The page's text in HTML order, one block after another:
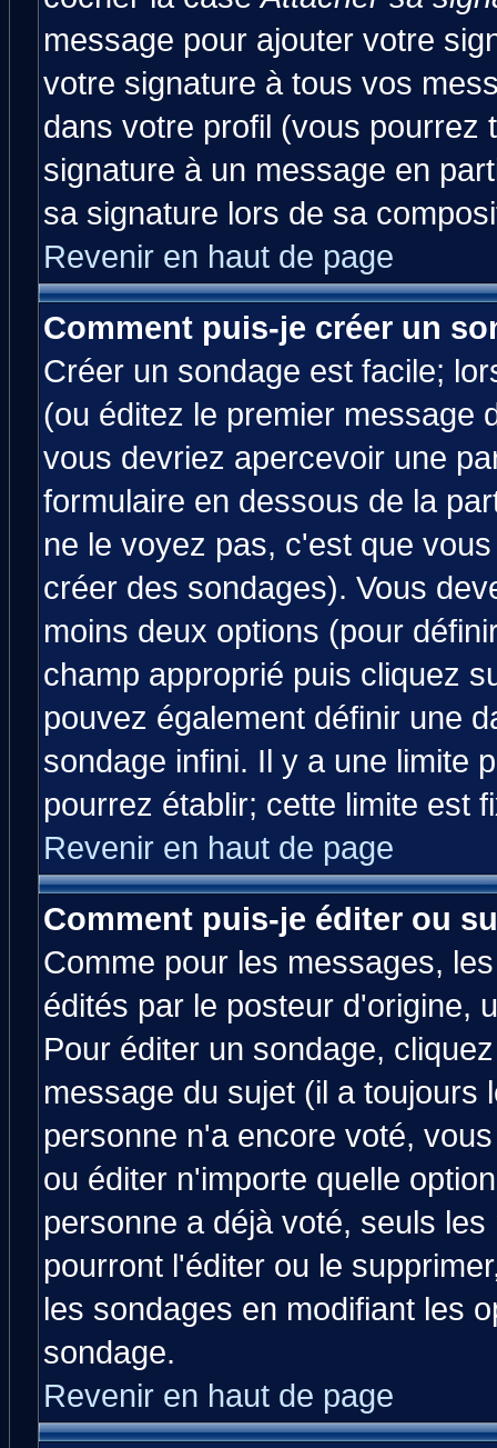
message pour ajouter votre
votre signature à tous vos
dans votre profil (vous pourrez
signature à un message en
sa signature lors de sa
Revenir en haut de page
Comment puis-je créer un
Créer un sondage est facile;
(ou éditez le premier message
vous devriez apercevoir une
formulaire en dessous de la
ne le voyez pas, c'est que
créer des sondages). Vous
moins deux options (pour
champ approprié puis cliquez
pouvez également définir une
sondage infini. Il y a une limite
pourrez établir; cette limite est
Revenir en haut de page
Comment puis-je éditer ou
Comme pour les messages,
édités par le posteur d'origine,
Pour éditer un sondage,
message du sujet (il a toujours
personne n'a encore voté,
ou éditer n'importe quelle
personne a déjà voté, seuls
pourront l'éditer ou le
les sondages en modifiant les
sondage.
Revenir en haut de page